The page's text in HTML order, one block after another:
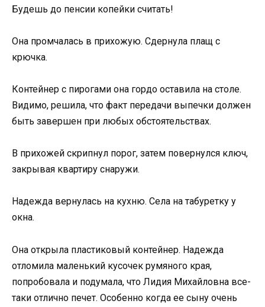
Будешь до пенсии копейки считать!
Она промчалась в прихожую. Сдернула плащ с
крючка.
Контейнер с пирогами она гордо оставила на столе.
Видимо, решила, что факт передачи выпечки должен
быть завершен при любых обстоятельствах.
В прихожей скрипнул порог, затем повернулся ключ,
закрывая квартиру снаружи.
Надежда вернулась на кухню. Села на табуретку у
окна.
Она открыла пластиковый контейнер. Надежда
отломила маленький кусочек румяного края,
попробовала и подумала, что Лидия Михайловна все-
таки отлично печет. Особенно когда ее сыну очень